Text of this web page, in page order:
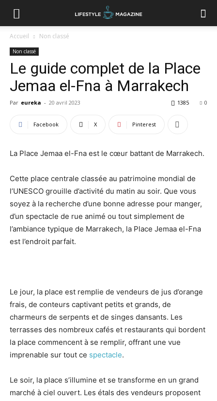
Accueil Non classé
Non classé
Le guide complet de la Place
Jemaa el-Fna à Marrakech
Par eureka - 20 avril 2023 0
1385
Facebook X Pinterest
La Place Jemaa el-Fna est le cœur battant de Marrakech.
Cette place centrale classée au patrimoine mondial de
l’UNESCO grouille d’activité du matin au soir. Que vous
soyez à la recherche d’une bonne adresse pour manger,
d’un spectacle de rue animé ou tout simplement de
l’ambiance typique de Marrakech, la Place Jemaa el-Fna
est l’endroit parfait.
Le jour, la place est remplie de vendeurs de jus d’orange
frais, de conteurs captivant petits et grands, de
charmeurs de serpents et de singes dansants. Les
terrasses des nombreux cafés et restaurants qui bordent
la place commencent à se remplir, offrant une vue
imprenable sur tout ce spectacle.
Le soir, la place s’illumine et se transforme en un grand
marché à ciel ouvert. Les étals des vendeurs proposent